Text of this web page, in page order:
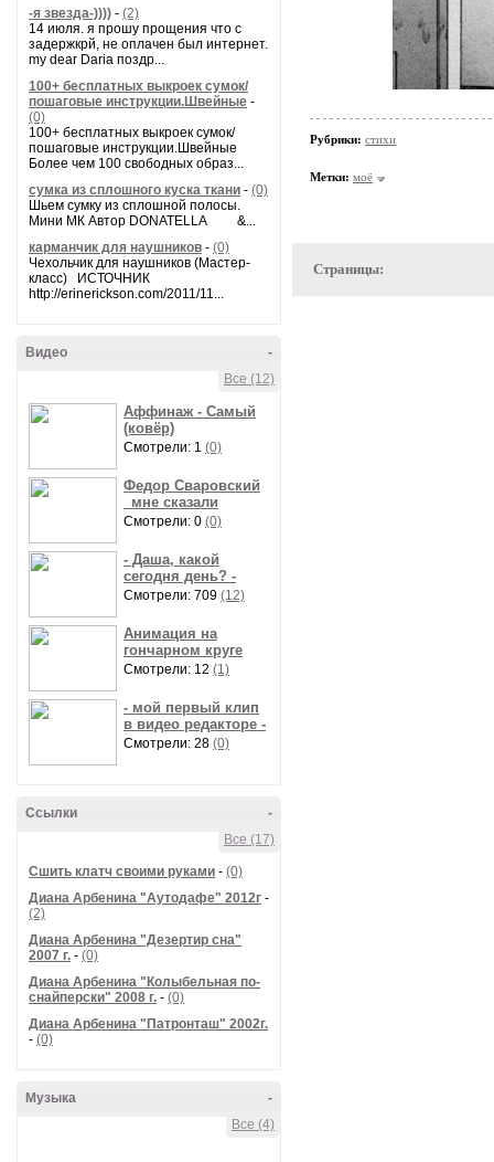
-я звезда-)))) - (2)
14 июля. я прошу прощения что с
задержкрй, не оплачен был интернет.
my dear Daria поздр...
100+ бесплатных выкроек сумок/
пошаговые инструкции.Швейные -
(0)
100+ бесплатных выкроек сумок/
пошаговые инструкции.Швейные
Более чем 100 свободных образ...
сумка из сплошного куска ткани - (0)
Шьем сумку из сплошной полосы.
Мини МК Автор DONATELLA &...
карманчик для наушников - (0)
Чехольчик для наушников (Мастер-
класс) ИСТОЧНИК
http://erinerickson.com/2011/11...
-
Видео
Все (12)
Аффинаж - Самый
(ковёр)
Смотрели: 1 (0)
Федор Сваровский
_мне сказали
Смотрели: 0 (0)
- Даша, какой
сегодня день? -
Смотрели: 709 (12)
Анимация на
гончарном круге
Смотрели: 12 (1)
- мой первый клип
в видео редакторе -
Смотрели: 28 (0)
-
Ссылки
Все (17)
Сшить клатч своими руками - (0)
Диана Арбенина "Аутодафе" 2012г -
(2)
Диана Арбенина "Дезертир сна"
2007 г. - (0)
Диана Арбенина "Колыбельная по-
снайперски" 2008 г. - (0)
Диана Арбенина "Патронташ" 2002г.
- (0)
-
Музыка
Все (4)
Рубрики: стихи
Метки: моё
Страницы: